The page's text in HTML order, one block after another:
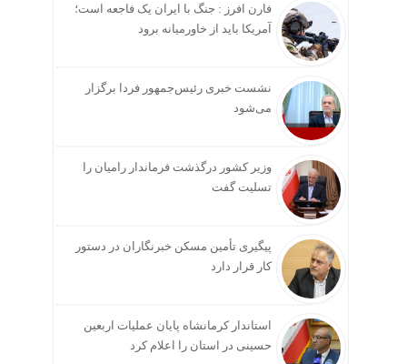
فارن افرز : جنگ با ایران یک فاجعه است؛
آمریکا باید از خاورمیانه برود
نشست خبری رئیس‌جمهور فردا برگزار
می‌شود
وزیر کشور درگذشت فرماندار رامیان را
تسلیت گفت
پیگیری تأمین مسکن خبرنگاران در دستور
کار قرار دارد
استاندار کرمانشاه پایان عملیات اربعین
حسینی در استان را اعلام کرد